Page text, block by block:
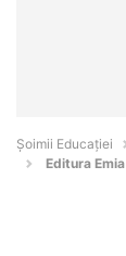
Șoimii Educației
Editura Emia